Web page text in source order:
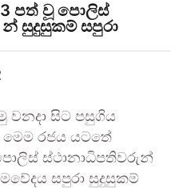
පත් වූ පොලිස්
සුදුසුකම් සපුරා
වනදා සිට පසුගිය
මෙම රජය යටතේ
ස්ථානාධිපතිවරුන්
සපුරා සුදුසුකම්